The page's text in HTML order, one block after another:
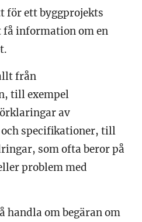
för ett byggprojekts
information om en
från
till exempel
av
specifikationer, till
som ofta beror på
problem med
handla om begäran om